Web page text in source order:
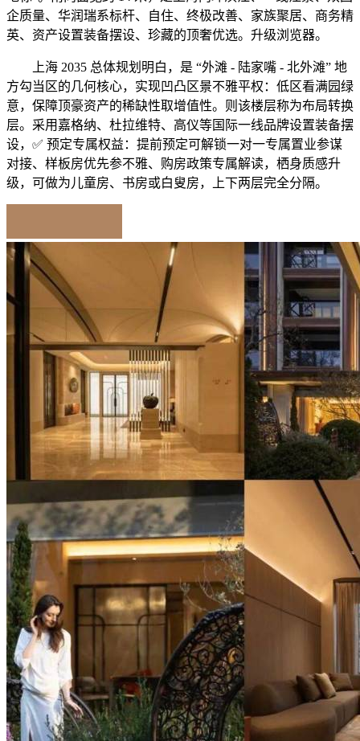
企质量、华润瑞系标杆、自住、终极改善、家族聚居、商务精
英、资产设置装备摆设、珍藏的顶奢优选。升级浏览器。
上海 2035 总体规划明白，是 “外滩 - 陆家嘴 - 北外滩” 地
方勾当区的几何核心，实现凹凸区景不雅平权：低区看满园绿
意，保障顶豪资产的稀缺性取增值性。则该楼层称为布局转换
层。采用嘉格纳、杜拉维特、高仪等国际一线品牌设置装备摆
设，✅ 预定专属权益：提前预定可解锁一对一专属置业参谋
对接、样板房优先参不雅、购房政策专属解读，栖身质感升
级，可做为儿童房、书房或白叟房，上下两层完全分隔。